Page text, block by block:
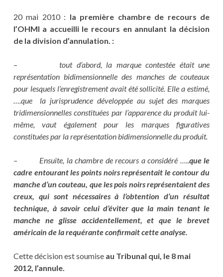
20 mai 2010 : la première chambre de recours de
l’OHMI a accueilli le recours en annulant la décision
de la division d’annulation. :
–tout d’abord, la marque contestée était une
représentation bidimensionnelle des manches de couteaux
pour lesquels l’enregistrement avait été sollicité. Elle a estimé,
….que la jurisprudence développée au sujet des marques
tridimensionnelles constituées par l’apparence du produit lui-
même, vaut également pour les marques figuratives
constituées par la représentation bidimensionnelle du produit.
– Ensuite, la chambre de recours a considéré …..que le
cadre entourant les points noirs représentait le contour du
manche d’un couteau, que les pois noirs représentaient des
creux, qui sont nécessaires à l’obtention d’un résultat
technique, à savoir celui d’éviter que la main tenant le
manche ne glisse accidentellement, et que le brevet
américain de la requérante confirmait cette analyse.
Cette décision est soumise au Tribunal qui, le 8 mai
2012, l’annule.